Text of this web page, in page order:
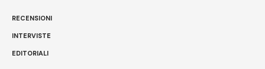
RECENSIONI
INTERVISTE
EDITORIALI